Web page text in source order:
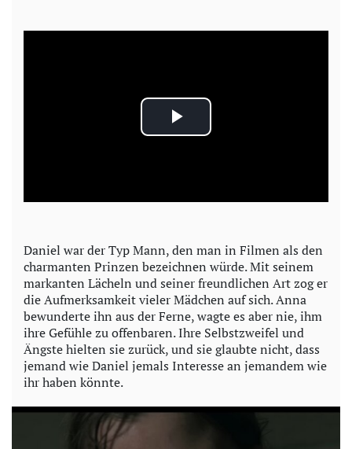
P
a
y
V
i
d
o
Daniel war der Typ Mann, den man in Filmen als den
charmanten Prinzen bezeichnen würde. Mit seinem
markanten Lächeln und seiner freundlichen Art zog er
die Aufmerksamkeit vieler Mädchen auf sich. Anna
bewunderte ihn aus der Ferne, wagte es aber nie, ihm
ihre Gefühle zu offenbaren. Ihre Selbstzweifel und
Ängste hielten sie zurück, und sie glaubte nicht, dass
jemand wie Daniel jemals Interesse an jemandem wie
ihr haben könnte.